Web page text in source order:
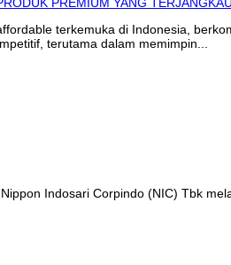
terkemuka di Indonesia,
terutama dalam memimpin...
Indosari Corpindo (NIC) Tbk